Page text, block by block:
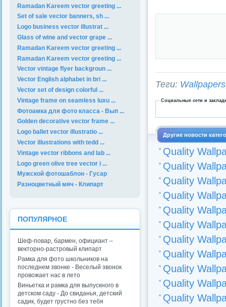
Теги: Wallpapers
Социальные сети и
Другие новости
Quality
Quality
Quality
Quality
Quality
Quality
Quality
Quality
Quality
Quality
Quality
Ramadan Kareem vector greeting ...
Set of sale vector banners, sh ...
Logo business vector illustrat ...
Glass of wine and vector grape ...
Ramadan Kareem vector greeting ...
Ramadan Kareem vector greeting ...
Vector vintage flyer backgroun ...
Vector English alphabet in bri ...
Vector set of design colorful ...
Vintage frame on seamless luxu ...
Фотоамка для фото класса - Вып ...
Golden decorative vector frame ...
Logo ballet vector illustratio ...
Vector illustrations with tedd ...
Vintage vector ribbons and lab ...
Logo green olive tree vector i ...
Мужской фотошаблон - Гусар
Разноцветный мяч - Клипарт
ПОПУЛЯРНОЕ
Шеф-повар, бармен, официант –
векторно-растровый клипарт
Рамка для фото школьников на
последнем звонке - Веселый звонок
провожает нас в лето
Виньетка и рамка для выпускного в
детском саду - До свиданья, детский
садик, будет грустно без тебя